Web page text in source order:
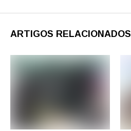
ARTIGOS RELACIONADOS